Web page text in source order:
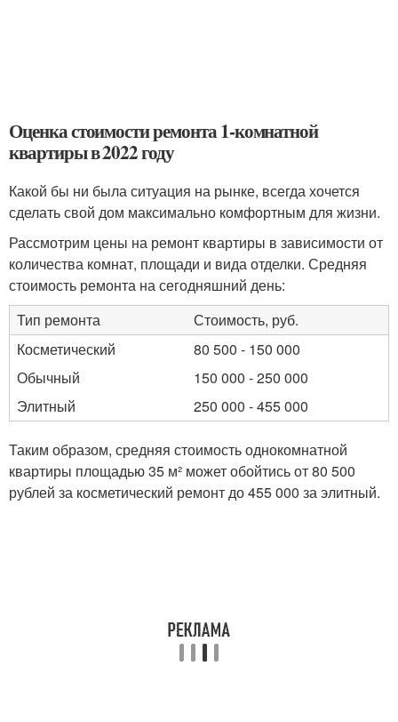
Оценка стоимости ремонта 1-комнатной
квартиры в 2022 году
Какой бы ни была ситуация на рынке, всегда хочется
сделать свой дом максимально комфортным для жизни.
Рассмотрим цены на ремонт квартиры в зависимости от
количества комнат, площади и вида отделки. Средняя
стоимость ремонта на сегодняшний день:
Тип ремонта
Стоимость, руб.
Косметический
80 500 - 150 000
Обычный
150 000 - 250 000
Элитный
250 000 - 455 000
Таким образом, средняя стоимость однокомнатной
квартиры площадью 35 м² может обойтись от 80 500
рублей за косметический ремонт до 455 000 за элитный.